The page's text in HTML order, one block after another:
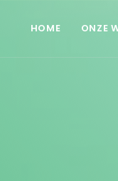
HOME ONZE